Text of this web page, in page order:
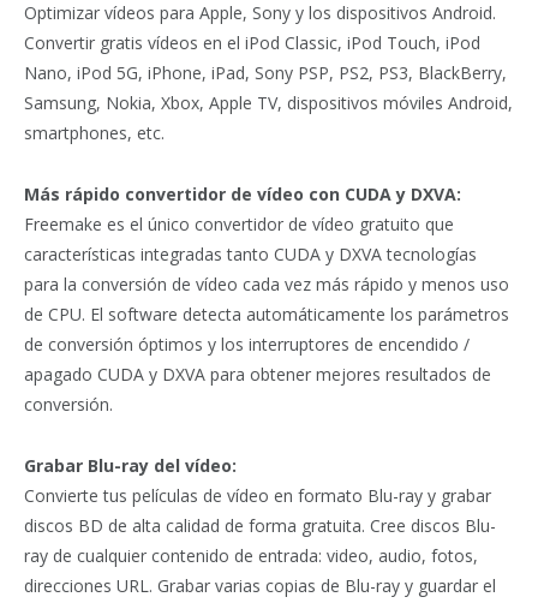
Optimizar vídeos para Apple, Sony y los dispositivos Android.
Convertir gratis vídeos en el iPod Classic, iPod Touch, iPod
Nano, iPod 5G, iPhone, iPad, Sony PSP, PS2, PS3, BlackBerry,
Samsung, Nokia, Xbox, Apple TV, dispositivos móviles Android,
smartphones, etc.
Más rápido convertidor de vídeo con CUDA y DXVA:
Freemake es el único convertidor de vídeo gratuito que
características integradas tanto CUDA y DXVA tecnologías
para la conversión de vídeo cada vez más rápido y menos uso
de CPU. El software detecta automáticamente los parámetros
de conversión óptimos y los interruptores de encendido /
apagado CUDA y DXVA para obtener mejores resultados de
conversión.
Grabar Blu-ray del vídeo:
Convierte tus películas de vídeo en formato Blu-ray y grabar
discos BD de alta calidad de forma gratuita. Cree discos Blu-
ray de cualquier contenido de entrada: video, audio, fotos,
direcciones URL. Grabar varias copias de Blu-ray y guardar el